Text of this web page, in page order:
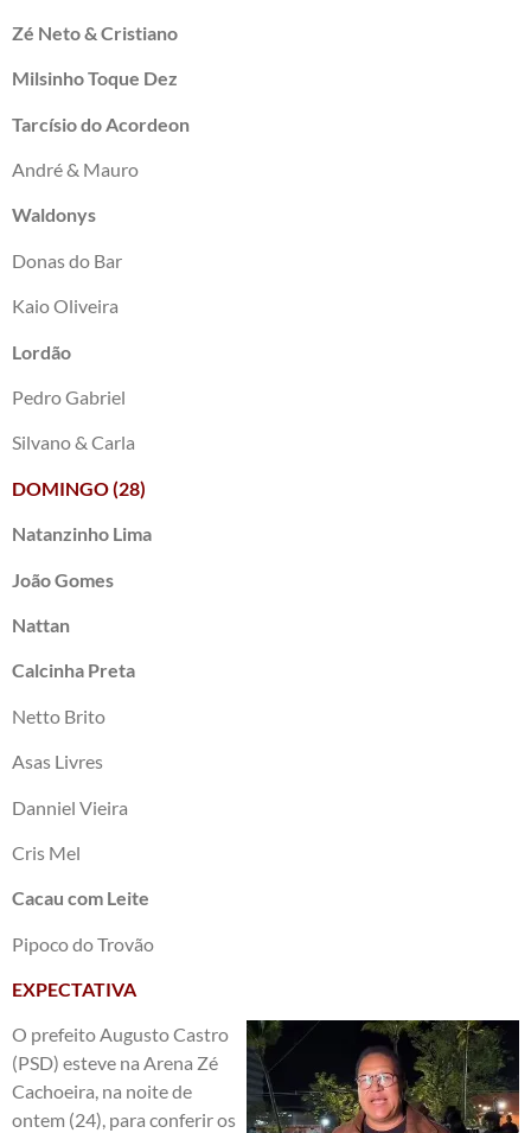
Zé Neto & Cristiano
Milsinho Toque Dez
Tarcísio do Acordeon
André & Mauro
Waldonys
Donas do Bar
Kaio Oliveira
Lordão
Pedro Gabriel
Silvano & Carla
DOMINGO (28)
Natanzinho Lima
João Gomes
Nattan
Calcinha Preta
Netto Brito
Asas Livres
Danniel Vieira
Cris Mel
Cacau com Leite
Pipoco do Trovão
EXPECTATIVA
O prefeito Augusto Castro
(PSD) esteve na Arena Zé
Cachoeira, na noite de
ontem (24), para conferir os